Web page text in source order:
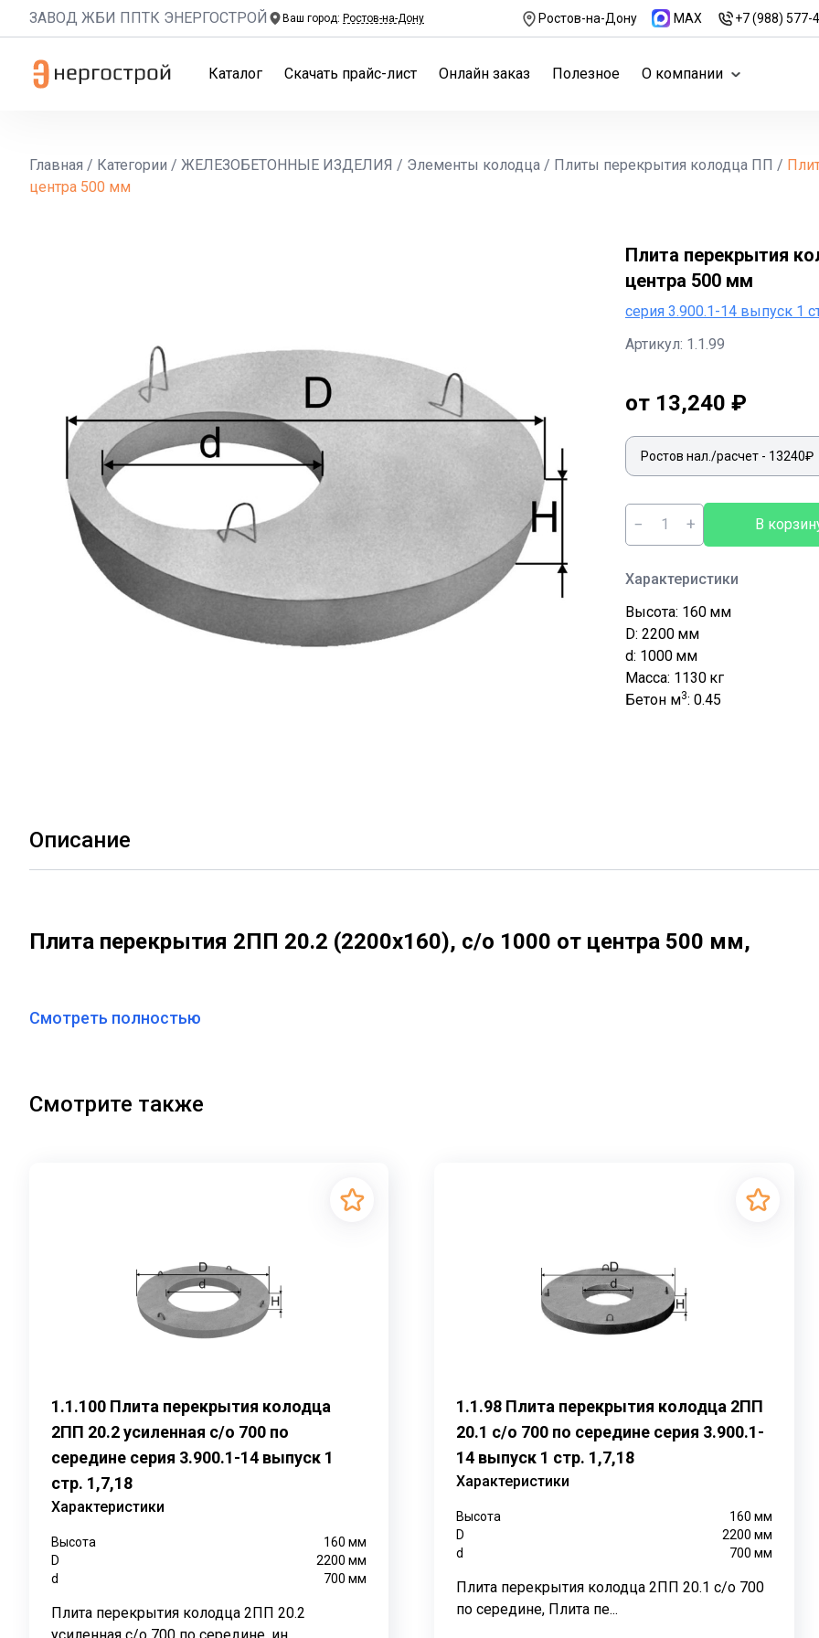
ЗАВОД ЖБИ ППТК ЭНЕРГОСТРОЙ Ваш город: Ростов-на-Дону Ростов-на-Дону MAX +7 (988) 577-
Каталог Скачать прайс-лист Онлайн заказ Полезное О компании
Главная / Категории / ЖЕЛЕЗОБЕТОННЫЕ ИЗДЕЛИЯ / Элементы колодца / Плиты перекрытия колодца ПП /
центра 500 мм
Плита перекрытия
центра 500 мм
серия 3.900.1-14 выпуск 1
Артикул: 1.1.99
от 13,240 ₽
− + В
Характеристики
Высота: 160 мм
D: 2200 мм
d: 1000 мм
Масса: 1130 кг
Бетон м3: 0.45
Описание
Плита перекрытия 2ПП 20.2 (2200х160), с/о 1000 от центра 500 мм,
Плиты перекрытия колодцев – это прочные и долговечные конструкции, которые обеспечивают
системах.
Основные данные и характеристики:
Внешний диаметр (D): 2200 мм
Внутренний диаметр (d): 1000 мм
Масса: 1130 кг
Объем бетона: 0.45 м³
Применение:
Плита перекрытия колодца 2ПП 20.2применяется для создания перекрытий в колодцах, обеспечивая защиту от
плита перекрытия предназначена для установки чугунного или полимерного люка.
Конструкция:
Плита перекрытия колодца
изготавливается из тяжелого бетона класса В15 и стального арматурного
водонепроницаемостью, что делает его идеальным материалом, устойчивым к атмосферным воздействиям.
устойчивость к нагрузкам.
Монтаж:
Смотреть полностью
Смотрите также
1.1.100 Плита перекрытия колодца
2ПП 20.2 усиленная с/о 700 по
середине серия 3.900.1-14 выпуск 1
стр. 1,7,18
Характеристики
Высота 160мм
D
2200мм
d
700мм
Плита перекрытия колодца 2ПП 20.2
1.1.98 Плита перекрытия колодца 2ПП
20.1 с/о 700 по середине серия 3.900.1-
14 выпуск 1 стр. 1,7,18
Характеристики
Высота 160 мм
D
2200 мм
d
700 мм
Плита перекрытия колодца 2ПП 20.1 с/о 700
по середине, Плита пе...